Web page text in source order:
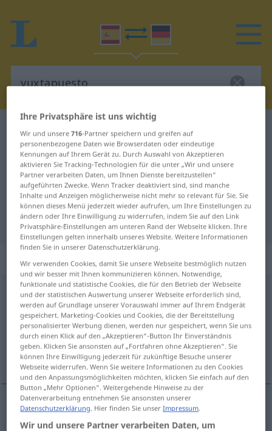
Spanisch-Deutsch Wörterbuch yuxtapuesto
Spanisch-Deutsch Übersetzung für
"yuxtapuesto"
"yuxtapuesto" Deutsch
Übersetzung
„yuxtapuesto“: adjetivo
yuxtapuesto [justaˈpŭesto]adj
Übersicht aller Übersetzungen
(Für mehr Details die Übersetzung anklicken/antippen)
nebeneinander liegend
nebeneinander yuxtapuesto
Ihre Privatsphäre ist uns wichtig
Wir und unsere716-Partner speichern und greifen auf
personenbezogene Daten wie Browserdaten oder eindeutige
Kennungen auf Ihrem Gerät zu. Durch Auswahl von Akzeptieren
aktivieren Sie Tracking-Technologien für die unter „Wir und unsere
Partner verarbeiten Daten, um Ihnen Dienste bereitzustellen“
aufgeführten Zwecke. Wenn Tracker deaktiviert sind, sind manche
Inhalte und Anzeigen möglicherweise nicht mehr so relevant für Sie. Sie
können dieses Menü jederzeit wieder aufrufen, um Ihre Einstellungen zu
ändern oder Ihre Einwilligung zu widerrufen, indem Sie auf den Link
Privatsphäre-Einstellungen am unteren Rand der Webseite klicken. Ihre
Einstellungen gelten innerhalb unseres Website. Weitere Informationen
finden Sie in unserer Datenschutzerklärung.
Wir verwenden Cookies, damit Sie unsere Webseite bestmöglich nutzen
und wir besser mit Ihnen kommunizieren können. Notwendige,
funktionale und statistische Cookies, die für den Betrieb der Webseite
und der statistischen Auswertung unserer Webseite erforderlich sind,
werden auf Grundlage unserer Vorauswahl immer auf Ihrem Endgerät
gespeichert. Marketing-Cookies und Cookies, die der Bereitstellung
personalisierter Werbung dienen, werden nur gespeichert, wenn Sie uns
durch einen Klick auf den „Akzeptieren“-Button Ihr Einverständnis
geben. Klicken Sie ansonsten auf „Fortfahren ohne Akzeptieren“. Sie
können Ihre Einwilligung jederzeit für zukünftige Besuche unserer
Webseite widerrufen. Wenn Sie weitere Informationen zu den Cookies
und den Anpassungsmöglichkeiten möchten, klicken Sie einfach auf den
Button „Mehr Optionen“. Weitergehende Hinweise zu der
Datenverarbeitung entnehmen Sie ansonsten unserer
Datenschutzerklärung. Hier finden Sie unserImpressum.
Wir und unsere Partner verarbeiten Daten, um